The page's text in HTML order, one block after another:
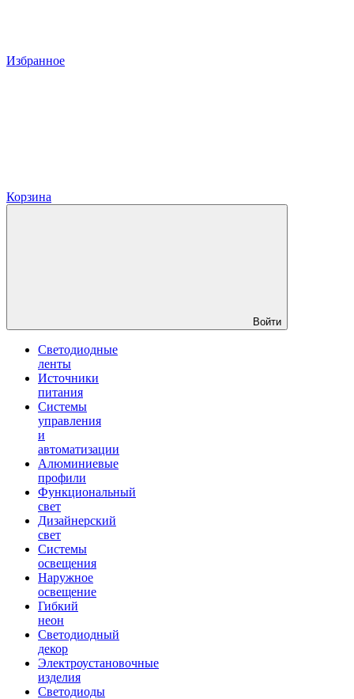
Избранное
Корзина
Войти
Светодиодные
ленты
Источники
питания
Системы
управления
и
автоматизации
Алюминиевые
профили
Функциональный
свет
Дизайнерский
свет
Системы
освещения
Наружное
освещение
Гибкий
неон
Светодиодный
декор
Электроустановочные
изделия
Светодиоды